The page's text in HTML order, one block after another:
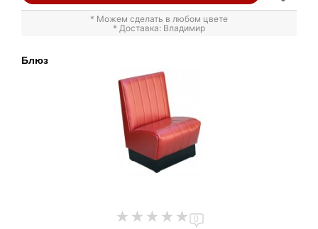
* Можем сделать в любом цвете
* Доставка: Владимир
Блюз
0